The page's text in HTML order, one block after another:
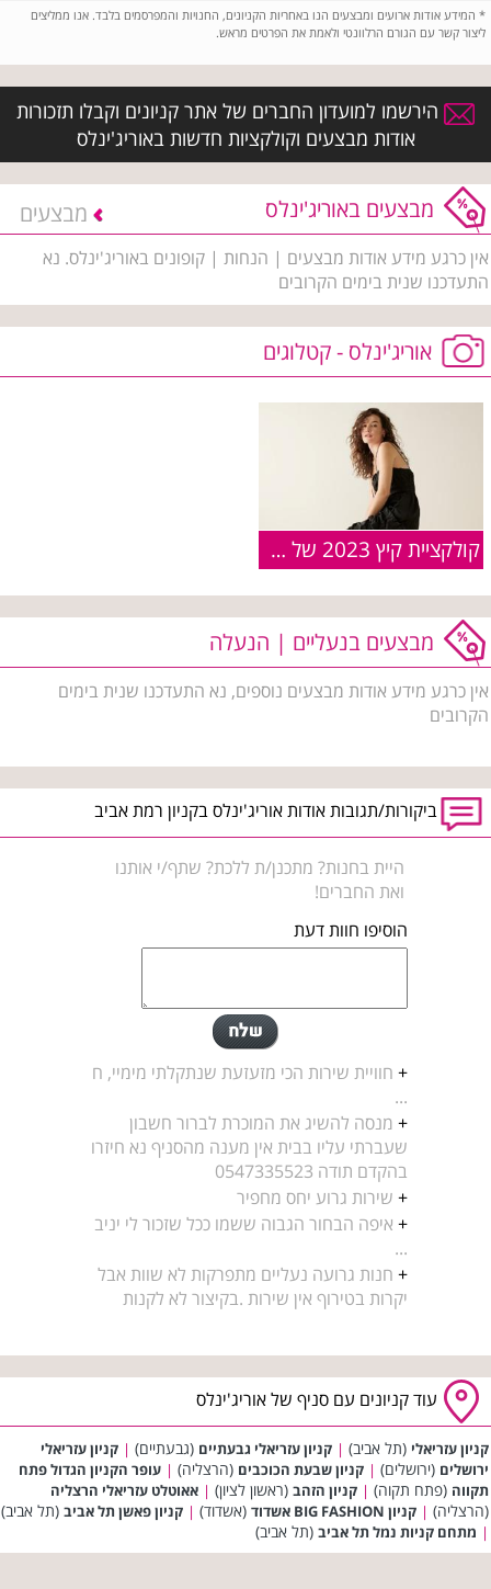
* המידע אודות ארועים ומבצעים הנו באחריות הקניונים, החנויות והמפרסמים בלבד. אנו ממליצים
ליצור קשר עם הגורם הרלוונטי ולאמת את הפרטים מראש.
הירשמו למועדון החברים של אתר קניונים וקבלו תזכורות
אודות מבצעים וקולקציות חדשות באוריג'ינלס
מבצעים באוריג'ינלס מבצעים
אין כרגע מידע אודות מבצעים | הנחות | קופונים באוריג'ינלס. נא
התעדכנו שנית בימים הקרובים
אוריג'ינלס - קטלוגים
קולקציית קיץ 2023 של המותג COLE HAAN
מבצעים בנעליים | הנעלה
אין כרגע מידע אודות מבצעים נוספים, נא התעדכנו שנית בימים
הקרובים
ביקורות/תגובות אודות אוריג'ינלס בקניון רמת אביב
היית בחנות? מתכנן/ת ללכת? שתף/י אותנו
ואת החברים!
הוסיפו חוות דעת
+ חוויית שירות הכי מזעזעת שנתקלתי מימיי, ח
...
+ מנסה להשיג את המוכרת לברור חשבון
שעברתי עליו בבית אין מענה מהסניף נא חיזרו
בהקדם תודה 0547335523
+ שירות גרוע יחס מחפיר
+ איפה הבחור הגבוה ששמו ככל שזכור לי יניב
...
+ חנות גרועה נעליים מתפרקות לא שוות אבל
יקרות בטירוף אין שירות .בקיצור לא לקנות
עוד קניונים עם סניף של אוריג'ינלס
קניון עזריאלי (תל אביב) | קניון עזריאלי גבעתיים (גבעתיים) | קניון עזריאלי
ירושלים (ירושלים) | קניון שבעת הכוכבים (הרצליה) | עופר הקניון הגדול פתח
תקווה (פתח תקוה) | קניון הזהב (ראשון לציון) | אאוטלט עזריאלי הרצליה
(הרצליה) | קניון BIG FASHION אשדוד (אשדוד) | קניון פאשן תל אביב (תל אביב)
| מתחם קניות נמל תל אביב (תל אביב)